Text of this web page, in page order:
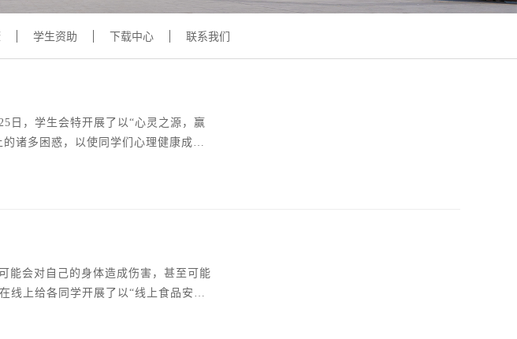
学生资助 下载中心 联系我们
日，学生会特开展了以“心灵之源，赢
诸多困惑，以使同学们心理健康成
讲述相关的大学生的事件从而让大家
能会对自己的身体造成伤害，甚至可能
线上给各同学开展了以“线上食品安全
首位。潜伏期1—3日，主要症状为发